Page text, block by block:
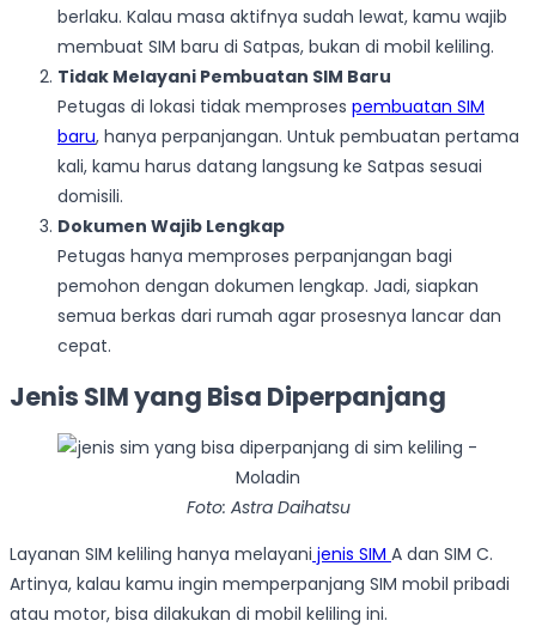
berlaku. Kalau masa aktifnya sudah lewat, kamu wajib
membuat SIM baru di Satpas, bukan di mobil keliling.
Tidak Melayani Pembuatan SIM Baru
Petugas di lokasi tidak memproses pembuatan SIM
baru, hanya perpanjangan. Untuk pembuatan pertama
kali, kamu harus datang langsung ke Satpas sesuai
domisili.
Dokumen Wajib Lengkap
Petugas hanya memproses perpanjangan bagi
pemohon dengan dokumen lengkap. Jadi, siapkan
semua berkas dari rumah agar prosesnya lancar dan
cepat.
Jenis SIM yang Bisa Diperpanjang
Foto: Astra Daihatsu
Layanan SIM keliling hanya melayani jenis SIM A dan SIM C.
Artinya, kalau kamu ingin memperpanjang SIM mobil pribadi
atau motor, bisa dilakukan di mobil keliling ini.